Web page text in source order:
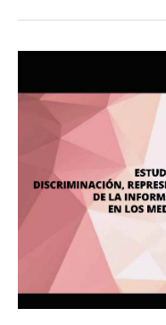
Discriminación,
representación
tratamiento
adecuado
la
información
mujeres